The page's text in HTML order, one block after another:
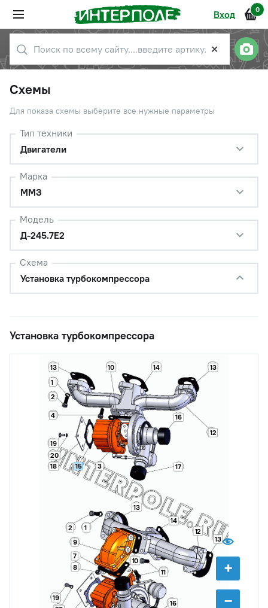
Вход 0
✕
Схемы
Для показа схемы выберите все нужные параметры
Тип техники
Двигатели
Марка
ММЗ
Модель
Д-245.7Е2
Схема
Установка турбокомпрессора
Установка турбокомпрессора
+
−
1
1
2
2
3
4
7
8
9
10
10
11
12
12
13 13
13
13
14
14
15
16
16
17
18
19
19
20